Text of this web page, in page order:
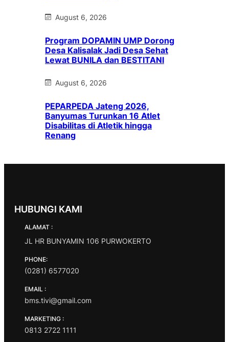
August 6, 2026
Program DOPAMIN UMP Dorong
Desa Kalisalak Jadi Desa Sehat
Lewat BUNILA dan BESTITANI
August 6, 2026
PEPARPEDA Jateng 2026,
Banyumas Turunkan 16 Atlet
Disabilitas di Atletik hingga
Renang
HUBUNGI KAMI
ALAMAT :
JL HR BUNYAMIN 106 PURWOKERTO
PHONE:
(0281) 6577020
EMAIL :
bms.tivi@gmail.com
MARKETING :
0813 2722 1111